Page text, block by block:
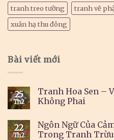
tranh treo tường
tranh vẽ
xuân hạ thu đông
Bài viết mới
25
Th2
Tranh Hoa Sen –
Không Phai
22
Th2
Ngôn Ngữ Của
Trong Tranh